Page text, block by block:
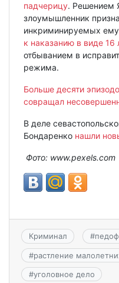
падчерицу. Решением
злоумышленник
инкриминируемых ему
к наказанию в виде 16
отбыванием в
режима.
Больше десяти
совращал
В деле
Бондаренко нашли
Фото: www.pexels.com
Криминал #
#растление
#уголовное дело